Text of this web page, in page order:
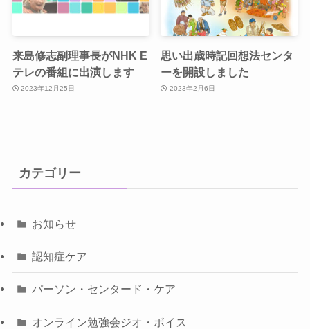
来島修志副理事長がNHK E
テレの番組に出演します
2023年12月25日
思い出歳時記回想法センタ
ーを開設しました
2023年2月6日
カテゴリー
お知らせ
認知症ケア
パーソン・センタード・ケア
オンライン勉強会ジオ・ボイス